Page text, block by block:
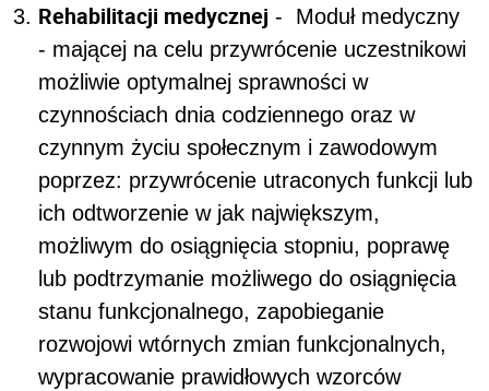
Rehabilitacji medycznej - Moduł medyczny
- mającej na celu przywrócenie uczestnikowi
możliwie optymalnej sprawności w
czynnościach dnia codziennego oraz w
czynnym życiu społecznym i zawodowym
poprzez: przywrócenie utraconych funkcji lub
ich odtworzenie w jak największym,
możliwym do osiągnięcia stopniu, poprawę
lub podtrzymanie możliwego do osiągnięcia
stanu funkcjonalnego, zapobieganie
rozwojowi wtórnych zmian funkcjonalnych,
wypracowanie prawidłowych wzorców